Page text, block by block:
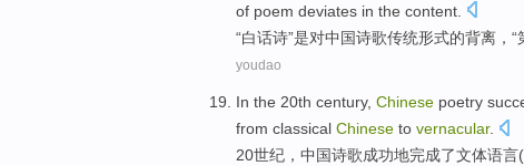
of poem deviates in the content
“白话诗”是对中国诗歌传统形式的背离 ，“
youdao
In the 20th century, Chinese poetry
from classical Chinese to vernacular.
20世纪 ， 中国诗歌成功地完成了文体语言(